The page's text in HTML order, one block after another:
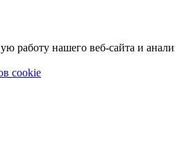
нашего веб-сайта и
cookie